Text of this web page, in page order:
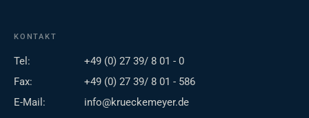
KONTAKT
Tel:
+49 (0) 27 39/ 8 01 - 0
Fax:
+49 (0) 27 39/ 8 01 - 586
E-Mail:
info@krueckemeyer.de